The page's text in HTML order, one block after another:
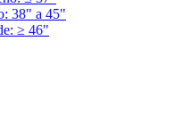
38" a 45"
≥ 46"